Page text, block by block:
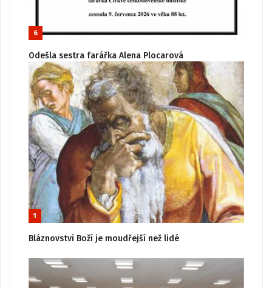
6
Odešla sestra farářka Alena Plocarová
1
Bláznovství Boží je moudřejší než lidé